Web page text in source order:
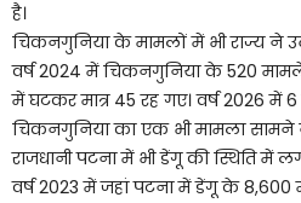
है।
चिकनगुनिया के मामलों में भी राज्य ने
वर्ष 2024 में चिकनगुनिया के 520
में घटकर मात्र 45 रह गए। वर्ष 2026 में
चिकनगुनिया का एक भी मामला सामने
राजधानी पटना में भी डेंगू की स्थिति में
वर्ष 2023 में जहां पटना में डेंगू के 8,600